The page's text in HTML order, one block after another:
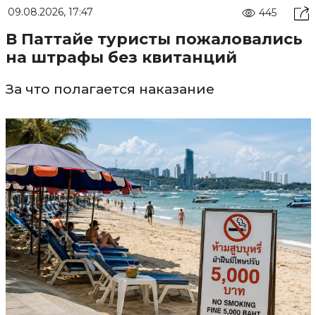
09.08.2026, 17:47 445
В Паттайе туристы пожаловались
на штрафы без квитанций
За что полагается наказание